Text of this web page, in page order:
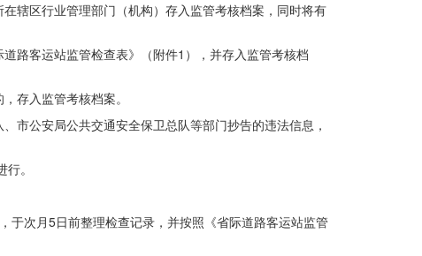
辖区行业管理部门（机构）存入监管考核档案，同时将有
路客运站监管检查表》（附件1），并存入监管考核档
存入监管考核档案。
市公安局公共交通安全保卫总队等部门抄告的违法信息，
。
于次月5日前整理检查记录，并按照《省际道路客运站监管